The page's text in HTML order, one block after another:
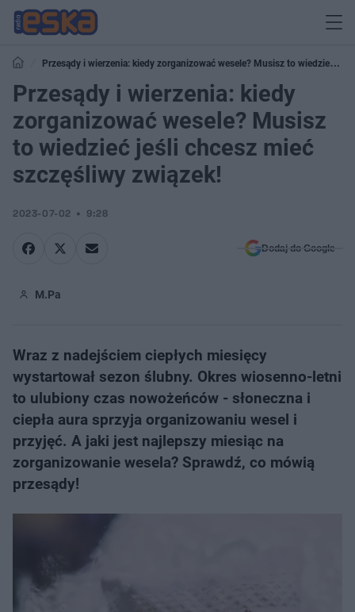
Przesądy i wierzenia: kiedy zorganizować wesele? Musisz to wiedzieć
jeśli chcesz mieć szczęśliwy związek!
Przesądy i wierzenia: kiedy
zorganizować wesele? Musisz
to wiedzieć jeśli chcesz mieć
szczęśliwy związek!
2023-07-02 9:28
Dodaj do Google
M.Pa
Wraz z nadejściem ciepłych miesięcy
wystartował sezon ślubny. Okres wiosenno-letni
to ulubiony czas nowożeńców - słoneczna i
ciepła aura sprzyja organizowaniu wesel i
przyjęć. A jaki jest najlepszy miesiąc na
zorganizowanie wesela? Sprawdź, co mówią
przesądy!